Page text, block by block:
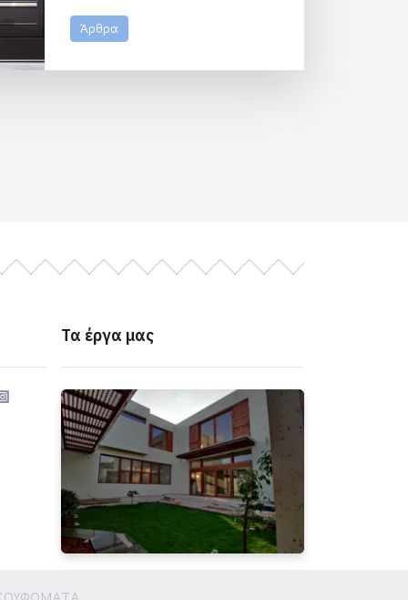
PVC. Smart, ασφαλές,
διακριτικό.
Άρθρα
Τα έργα μας